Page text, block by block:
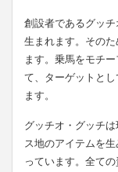
創設者であるグッ
生まれます。その
ます。乗馬をモチ
て、ターゲットと
ます。
グッチオ・グッチ
ス地のアイテムを
っています。全て